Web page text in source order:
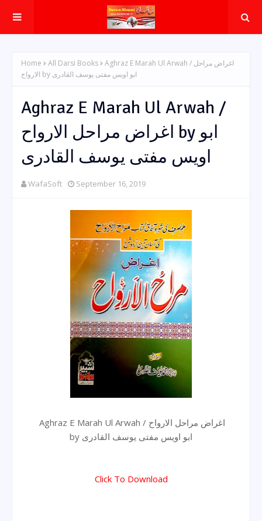
Home All Darsi Books
Aghraz E Marah Ul Arwah / اغراض مراحل
الارواح by ابو اویس مفتی یوسف القادری
Aghraz E Marah Ul Arwah /
اغراض مراحل الارواح by ابو
اویس مفتی یوسف القادری
WafaSoft September 16, 2019
Aghraz E Marah Ul Arwah / اغراض مراحل الارواح
by ابو اویس مفتی یوسف القادری
Click To Download